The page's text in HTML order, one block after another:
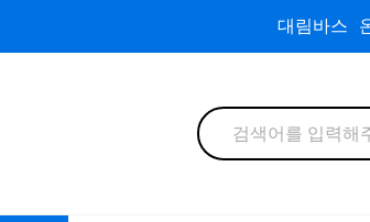
대림바스